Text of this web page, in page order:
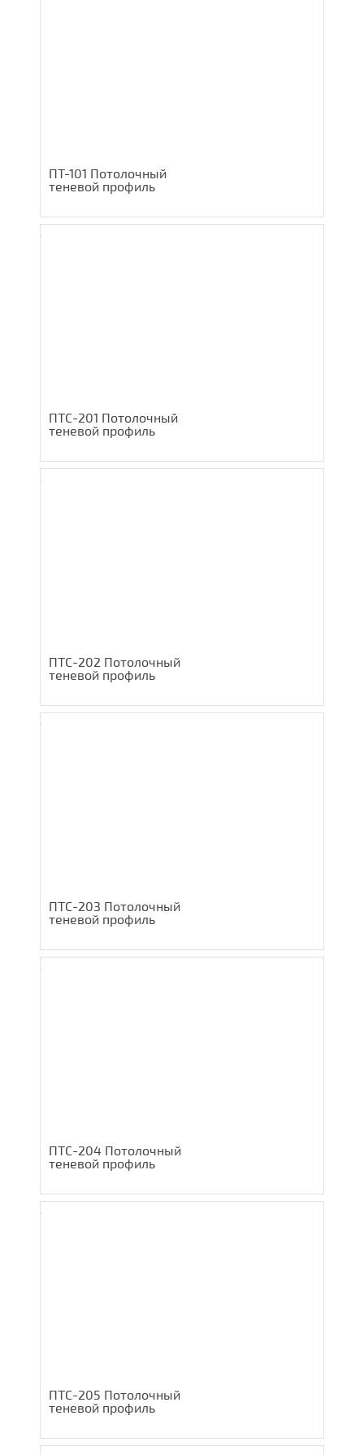
ПТ-101 Потолочный
теневой профиль
ПТС-201 Потолочный
теневой профиль
ПТС-202 Потолочный
теневой профиль
ПТС-203 Потолочный
теневой профиль
ПТС-204 Потолочный
теневой профиль
ПТС-205 Потолочный
теневой профиль